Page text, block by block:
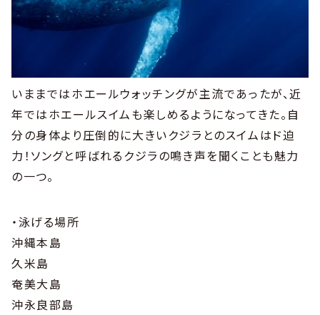
いままではホエールウォッチングが主流であったが、近
年ではホエールスイムも楽しめるようになってきた。自
分の身体より圧倒的に大きいクジラとのスイムはド迫
力！ソングと呼ばれるクジラの鳴き声を聞くことも魅力
の一つ。
・泳げる場所
沖縄本島
久米島
奄美大島
沖永良部島